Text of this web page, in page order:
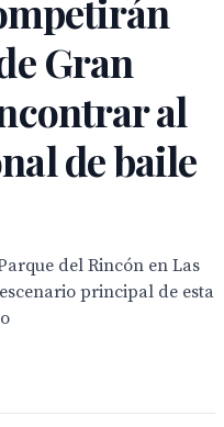
Gran
al
de baile
del Rincón en Las
principal de esta